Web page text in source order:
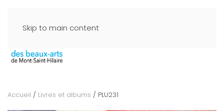
Skip to main content
Accueil / Livres et albums / PLU231